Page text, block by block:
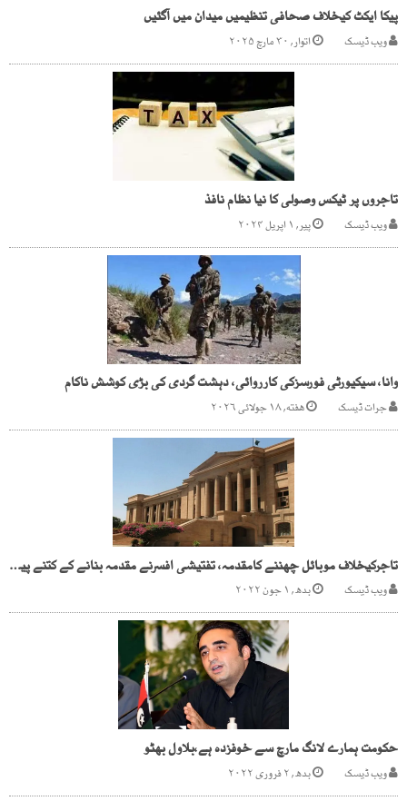
پیکا ایکٹ کیخلاف صحافی تنظیمیں میدان میں آگئیں
ویب ڈیسک اتوار, ۳۰ مارچ ۲۰۲۵
تاجروں پر ٹیکس وصولی کا نیا نظام نافذ
ویب ڈیسک پیر, ۱ اپریل ۲۰۲۴
وانا، سیکیورٹی فورسزکی کارروائی، دہشت گردی کی بڑی کوشش ناکام
جرات ڈیسک هفته, ۱۸ جولائی ۲۰۲۶
تاجرکیخلاف موبائل چھننے کامقدمہ، تفتیشی افسرنے مقدمہ بنانے کے کتنے پیسے لیے،سندھ ہائیکورٹ
ویب ڈیسک بدھ, ۱ جون ۲۰۲۲
حکومت ہمارے لانگ مارچ سے خوفزدہ ہے،بلاول بھٹو
ویب ڈیسک بدھ, ۲ فروری ۲۰۲۲